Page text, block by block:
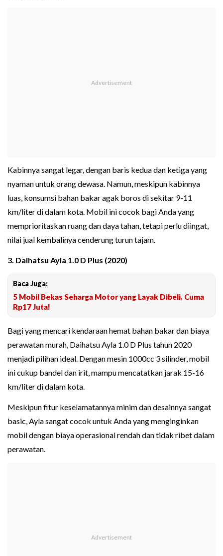
Kabinnya sangat legar, dengan baris kedua dan ketiga yang
nyaman untuk orang dewasa. Namun, meskipun kabinnya
luas, konsumsi bahan bakar agak boros di sekitar 9-11
km/liter di dalam kota. Mobil ini cocok bagi Anda yang
memprioritaskan ruang dan daya tahan, tetapi perlu diingat,
nilai jual kembalinya cenderung turun tajam.
3. Daihatsu Ayla 1.0 D Plus (2020)
Baca Juga:
5 Mobil Bekas Seharga Motor yang Layak Dibeli, Cuma
Rp17 Juta!
Bagi yang mencari kendaraan hemat bahan bakar dan biaya
perawatan murah, Daihatsu Ayla 1.0 D Plus tahun 2020
menjadi pilihan ideal. Dengan mesin 1000cc 3 silinder, mobil
ini cukup bandel dan irit, mampu mencatatkan jarak 15-16
km/liter di dalam kota.
Meskipun fitur keselamatannya minim dan desainnya sangat
basic, Ayla sangat cocok untuk Anda yang menginginkan
mobil dengan biaya operasional rendah dan tidak ribet dalam
perawatan.